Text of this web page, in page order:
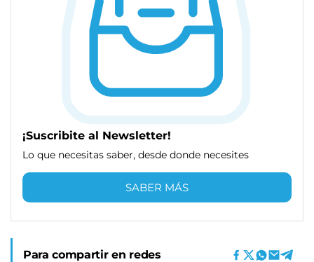
¡Suscribite al Newsletter!
Lo que necesitas saber, desde donde necesites
SABER MÁS
Para compartir en redes